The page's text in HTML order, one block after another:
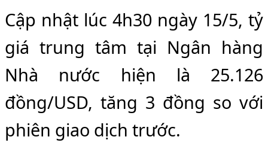
Cập nhật lúc 4h30 ngày 15/5, tỷ
giá trung tâm tại Ngân hàng
Nhà nước hiện là 25.126
đồng/USD, tăng 3 đồng so với
phiên giao dịch trước.